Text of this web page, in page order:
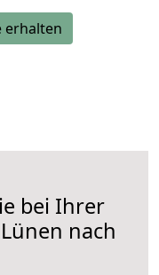
erhalten
bei Ihrer
nach